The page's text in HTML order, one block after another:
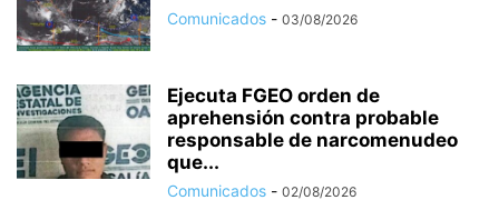
Comunicados - 03/08/2026
Ejecuta FGEO orden de
aprehensión contra probable
responsable de narcomenudeo
que...
Comunicados - 02/08/2026